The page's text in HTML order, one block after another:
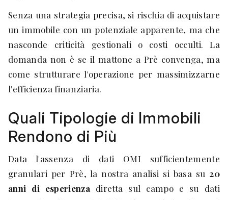
Senza una strategia precisa, si rischia di acquistare
un immobile con un potenziale apparente, ma che
nasconde criticità gestionali o costi occulti. La
domanda non è se il mattone a Prè convenga, ma
come strutturare l'operazione per massimizzarne
l'efficienza finanziaria.
Quali Tipologie di Immobili
Rendono di Più
Data l'assenza di dati OMI sufficientemente
granulari per Prè, la nostra analisi si basa su 20
anni di esperienza diretta sul campo e su dati